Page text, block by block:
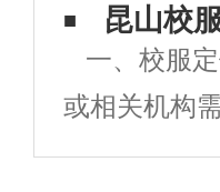
作服寄意为
敢，健康，
冷天气对员
暖性能好的
纤维等，并
保暖效果。
昆山校
一、校服
或相关机构
明确校服的